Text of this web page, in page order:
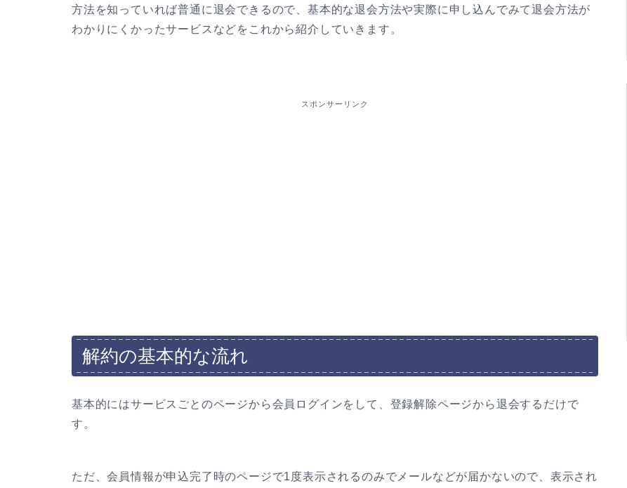
方法を知っていれば普通に退会できるので、基本的な退会方法や実際に申し込んでみて退会方法が
わかりにくかったサービスなどをこれから紹介していきます。
スポンサーリンク
解約の基本的な流れ
基本的にはサービスごとのページから会員ログインをして、登録解除ページから退会するだけで
す。
ただ、会員情報が申込完了時のページで1度表示されるのみでメールなどが届かないので、表示され